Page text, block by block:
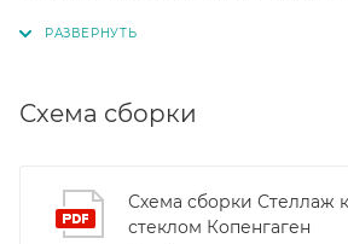
дуба. Ножки изготовлены из
Покрытие фасада премиальная
Схема сборки
Схема сборки Стеллаж
стеклом Копенгаген